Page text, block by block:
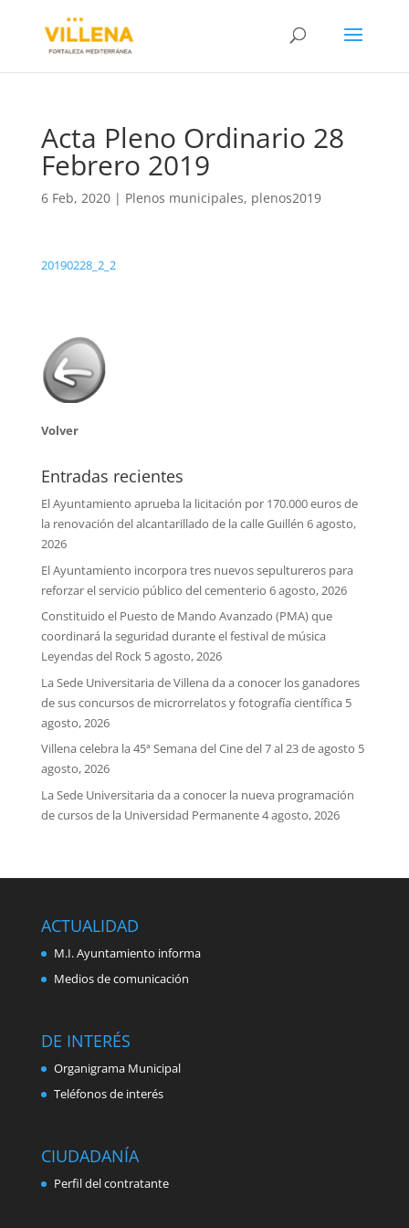
Acta Pleno Ordinario 28
Febrero 2019
6 Feb, 2020| Plenos municipales, plenos2019
20190228_2_2
Volver
Entradas recientes
El Ayuntamiento aprueba la licitación por 170.000 euros de
la renovación del alcantarillado de la calle Guillén 6 agosto,
2026
El Ayuntamiento incorpora tres nuevos sepultureros para
reforzar el servicio público del cementerio 6 agosto, 2026
Constituido el Puesto de Mando Avanzado (PMA) que
coordinará la seguridad durante el festival de música
Leyendas del Rock 5 agosto, 2026
La Sede Universitaria de Villena da a conocer los ganadores
de sus concursos de microrrelatos y fotografía científica 5
agosto, 2026
Villena celebra la 45ª Semana del Cine del 7 al 23 de agosto 5
agosto, 2026
La Sede Universitaria da a conocer la nueva programación
de cursos de la Universidad Permanente4 agosto, 2026
ACTUALIDAD
M.I. Ayuntamiento informa
Medios de comunicación
DE INTERÉS
Organigrama Municipal
Teléfonos de interés
CIUDADANÍA
Perfil del contratante